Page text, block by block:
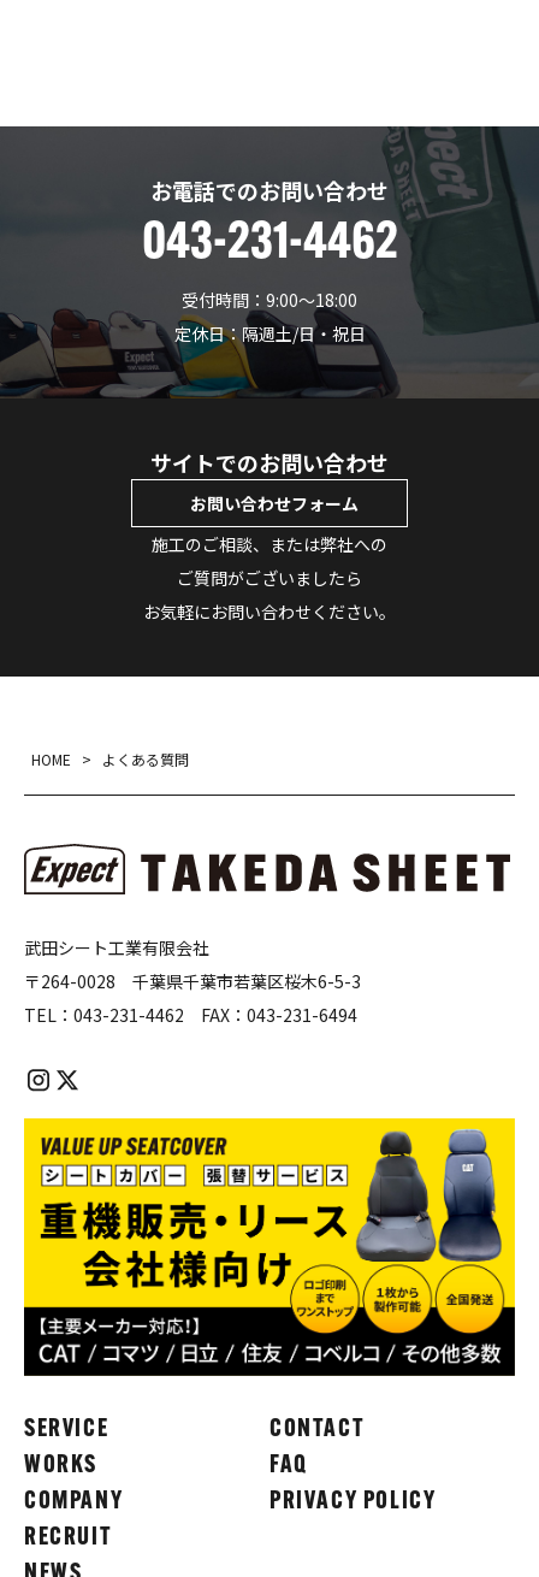
お電話でのお問い合わせ
043-231-4462
受付時間：9:00〜18:00
定休日：隔週土/日・祝日
サイトでのお問い合わせ
お問い合わせフォーム
施工のご相談、または弊社への
ご質問がございましたら
お気軽にお問い合わせください。
HOME > よくある質問
武田シート工業有限会社
〒264-0028 千葉県千葉市若葉区桜木6-5-3
TEL： 043-231-4462 FAX： 043-231-6494
SERVICE
WORKS
COMPANY
RECRUIT
CONTACT
FAQ
PRIVACY POLICY